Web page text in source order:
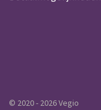
© 2020 - 2026 Vegio